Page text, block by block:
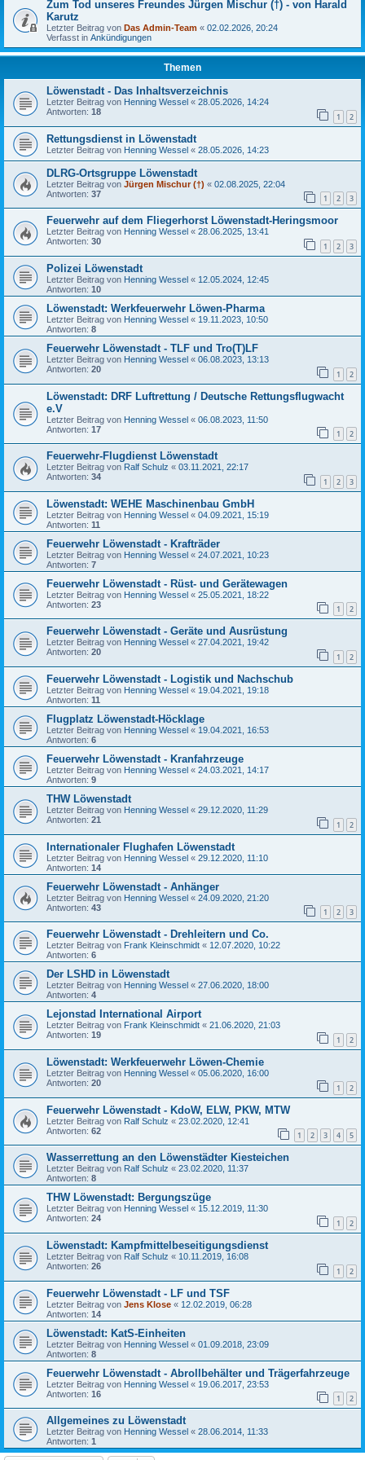
Zum Tod unseres Freundes Jürgen Mischur (†) - von Harald
Karutz
Letzter Beitrag von Das Admin-Team « 02.02.2026, 20:24
Verfasst in Ankündigungen
Themen
Löwenstadt - Das Inhaltsverzeichnis
Letzter Beitrag von Henning Wessel « 28.05.2026, 14:24
Antworten: 18 1 2
Rettungsdienst in Löwenstadt
Letzter Beitrag von Henning Wessel « 28.05.2026, 14:23
DLRG-Ortsgruppe Löwenstadt
Letzter Beitrag von Jürgen Mischur (†) « 02.08.2025, 22:04
Antworten: 37 1 2 3
Feuerwehr auf dem Fliegerhorst Löwenstadt-Heringsmoor
Letzter Beitrag von Henning Wessel « 28.06.2025, 13:41
Antworten: 30 1 2 3
Polizei Löwenstadt
Letzter Beitrag von Henning Wessel « 12.05.2024, 12:45
Antworten: 10
Löwenstadt: Werkfeuerwehr Löwen-Pharma
Letzter Beitrag von Henning Wessel « 19.11.2023, 10:50
Antworten: 8
Feuerwehr Löwenstadt - TLF und Tro(T)LF
Letzter Beitrag von Henning Wessel « 06.08.2023, 13:13
Antworten: 20 1 2
Löwenstadt: DRF Luftrettung / Deutsche Rettungsflugwacht
e.V
Letzter Beitrag von Henning Wessel « 06.08.2023, 11:50
Antworten: 17 1 2
Feuerwehr-Flugdienst Löwenstadt
Letzter Beitrag von Ralf Schulz « 03.11.2021, 22:17
Antworten: 34 1 2 3
Löwenstadt: WEHE Maschinenbau GmbH
Letzter Beitrag von Henning Wessel « 04.09.2021, 15:19
Antworten: 11
Feuerwehr Löwenstadt - Krafträder
Letzter Beitrag von Henning Wessel « 24.07.2021, 10:23
Antworten: 7
Feuerwehr Löwenstadt - Rüst- und Gerätewagen
Letzter Beitrag von Henning Wessel « 25.05.2021, 18:22
Antworten: 23 1 2
Feuerwehr Löwenstadt - Geräte und Ausrüstung
Letzter Beitrag von Henning Wessel « 27.04.2021, 19:42
Antworten: 20 1 2
Feuerwehr Löwenstadt - Logistik und Nachschub
Letzter Beitrag von Henning Wessel « 19.04.2021, 19:18
Antworten: 11
Flugplatz Löwenstadt-Höcklage
Letzter Beitrag von Henning Wessel « 19.04.2021, 16:53
Antworten: 6
Feuerwehr Löwenstadt - Kranfahrzeuge
Letzter Beitrag von Henning Wessel « 24.03.2021, 14:17
Antworten: 9
THW Löwenstadt
Letzter Beitrag von Henning Wessel « 29.12.2020, 11:29
Antworten: 21 1 2
Internationaler Flughafen Löwenstadt
Letzter Beitrag von Henning Wessel « 29.12.2020, 11:10
Antworten: 14
Feuerwehr Löwenstadt - Anhänger
Letzter Beitrag von Henning Wessel « 24.09.2020, 21:20
Antworten: 43 1 2 3
Feuerwehr Löwenstadt - Drehleitern und Co.
Letzter Beitrag von Frank Kleinschmidt « 12.07.2020, 10:22
Antworten: 6
Der LSHD in Löwenstadt
Letzter Beitrag von Henning Wessel « 27.06.2020, 18:00
Antworten: 4
Lejonstad International Airport
Letzter Beitrag von Frank Kleinschmidt « 21.06.2020, 21:03
Antworten: 19 1 2
Löwenstadt: Werkfeuerwehr Löwen-Chemie
Letzter Beitrag von Henning Wessel « 05.06.2020, 16:00
Antworten: 20 1 2
Feuerwehr Löwenstadt - KdoW, ELW, PKW, MTW
Letzter Beitrag von Ralf Schulz « 23.02.2020, 12:41
Antworten: 62 1 2 3 4 5
Wasserrettung an den Löwenstädter Kiesteichen
Letzter Beitrag von Ralf Schulz « 23.02.2020, 11:37
Antworten: 8
THW Löwenstadt: Bergungszüge
Letzter Beitrag von Henning Wessel « 15.12.2019, 11:30
Antworten: 24 1 2
Löwenstadt: Kampfmittelbeseitigungsdienst
Letzter Beitrag von Ralf Schulz « 10.11.2019, 16:08
Antworten: 26 1 2
Feuerwehr Löwenstadt - LF und TSF
Letzter Beitrag von Jens Klose « 12.02.2019, 06:28
Antworten: 14
Löwenstadt: KatS-Einheiten
Letzter Beitrag von Henning Wessel « 01.09.2018, 23:09
Antworten: 8
Feuerwehr Löwenstadt - Abrollbehälter und Trägerfahrzeuge
Letzter Beitrag von Henning Wessel « 19.06.2017, 23:53
Antworten: 16 1 2
Allgemeines zu Löwenstadt
Letzter Beitrag von Henning Wessel « 28.06.2014, 11:33
Antworten: 1